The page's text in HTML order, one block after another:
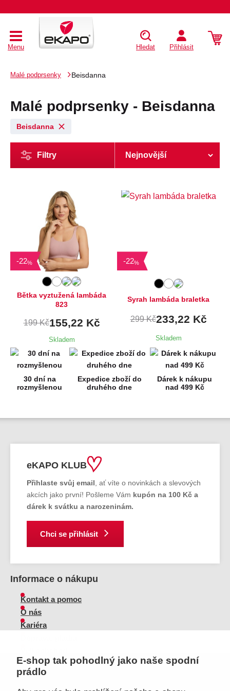
E-shop tak pohodlný jako naše spodní
prádlo
Menu Hledat Přihlásit
Malé podprsenky Beisdanna
Malé podprsenky - Beisdanna
Beisdanna
Filtry
-22%
Dostupné velikosti:
Bětka vyztužená lambáda
823
199 Kč155,22 Kč
Skladem
-22%
Syrah lambáda braletka
299 Kč233,22 Kč
Skladem
30 dní na
rozmyšlenou
Expedice zboží do
druhého dne
Dárek k nákupu
nad 499 Kč
eKAPO KLUB
Přihlaste svůj email, ať víte o novinkách a slevových
akcích jako první! Pošleme Vám kupón na 100 Kč a
dárek k svátku a narozeninám.
Chci se přihlásit
Informace o nákupu
Kontakt a pomoc
O nás
Kariéra
Vrácení zboží, reklamace
Obchodní podmínky